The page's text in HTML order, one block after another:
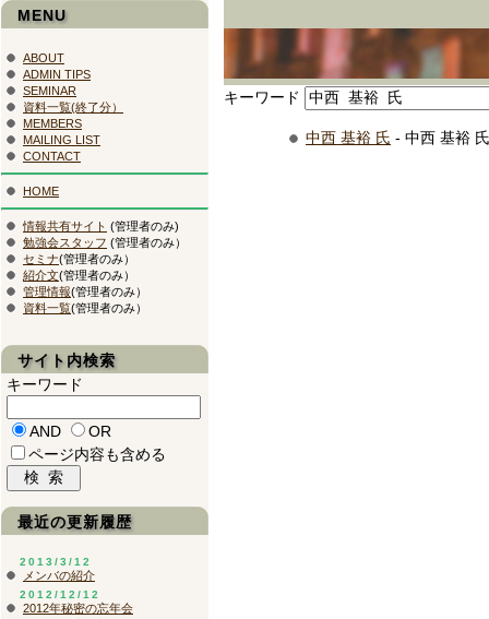
キーワード
中西 基裕 氏 - 中西 基裕 氏
MENU
ABOUT
ADMIN TIPS
SEMINAR
資料一覧(終了分）
MEMBERS
MAILING LIST
CONTACT
HOME
情報共有サイト (管理者のみ)
勉強会スタッフ (管理者のみ）
セミナ(管理者のみ）
紹介文(管理者のみ）
管理情報(管理者のみ）
資料一覧(管理者のみ）
サイト内検索
キーワード
AND
OR
ページ内容も含める
最近の更新履歴
2013/3/12
メンバの紹介
2012/12/12
2012年秘密の忘年会